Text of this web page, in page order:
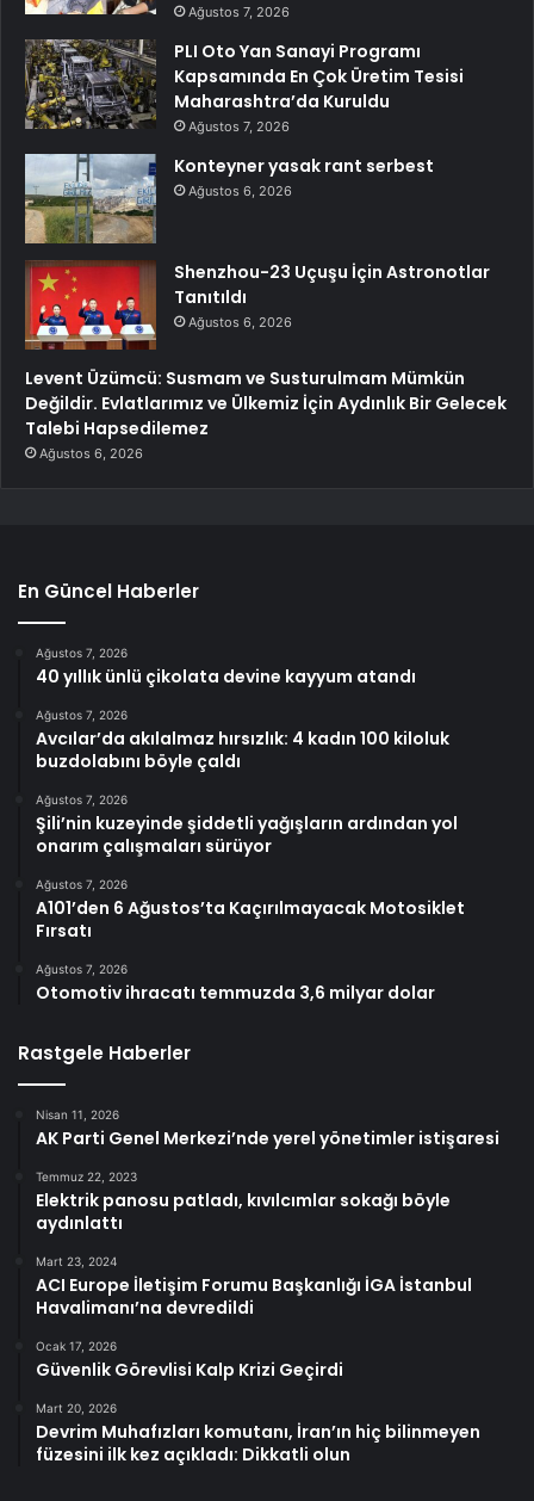
Ağustos 7, 2026
PLI Oto Yan Sanayi Programı
Kapsamında En Çok Üretim Tesisi
Maharashtra’da Kuruldu
Ağustos 7, 2026
Konteyner yasak rant serbest
Ağustos 6, 2026
Shenzhou-23 Uçuşu İçin Astronotlar
Tanıtıldı
Ağustos 6, 2026
Levent Üzümcü: Susmam ve Susturulmam Mümkün
Değildir. Evlatlarımız ve Ülkemiz İçin Aydınlık Bir Gelecek
Talebi Hapsedilemez
Ağustos 6, 2026
En Güncel Haberler
Ağustos 7, 2026
40 yıllık ünlü çikolata devine kayyum atandı
Ağustos 7, 2026
Avcılar’da akılalmaz hırsızlık: 4 kadın 100 kiloluk
buzdolabını böyle çaldı
Ağustos 7, 2026
Şili’nin kuzeyinde şiddetli yağışların ardından yol
onarım çalışmaları sürüyor
Ağustos 7, 2026
A101’den 6 Ağustos’ta Kaçırılmayacak Motosiklet
Fırsatı
Ağustos 7, 2026
Otomotiv ihracatı temmuzda 3,6 milyar dolar
Rastgele Haberler
Nisan 11, 2026
AK Parti Genel Merkezi’nde yerel yönetimler istişaresi
Temmuz 22, 2023
Elektrik panosu patladı, kıvılcımlar sokağı böyle
aydınlattı
Mart 23, 2024
ACI Europe İletişim Forumu Başkanlığı İGA İstanbul
Havalimanı’na devredildi
Ocak 17, 2026
Güvenlik Görevlisi Kalp Krizi Geçirdi
Mart 20, 2026
Devrim Muhafızları komutanı, İran’ın hiç bilinmeyen
füzesini ilk kez açıkladı: Dikkatli olun